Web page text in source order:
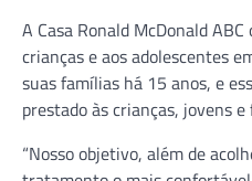
A Casa Ronald McDonald
crianças e aos adolescentes
suas famílias há 15 anos, e
prestado às crianças, jovens
“Nosso objetivo, além de